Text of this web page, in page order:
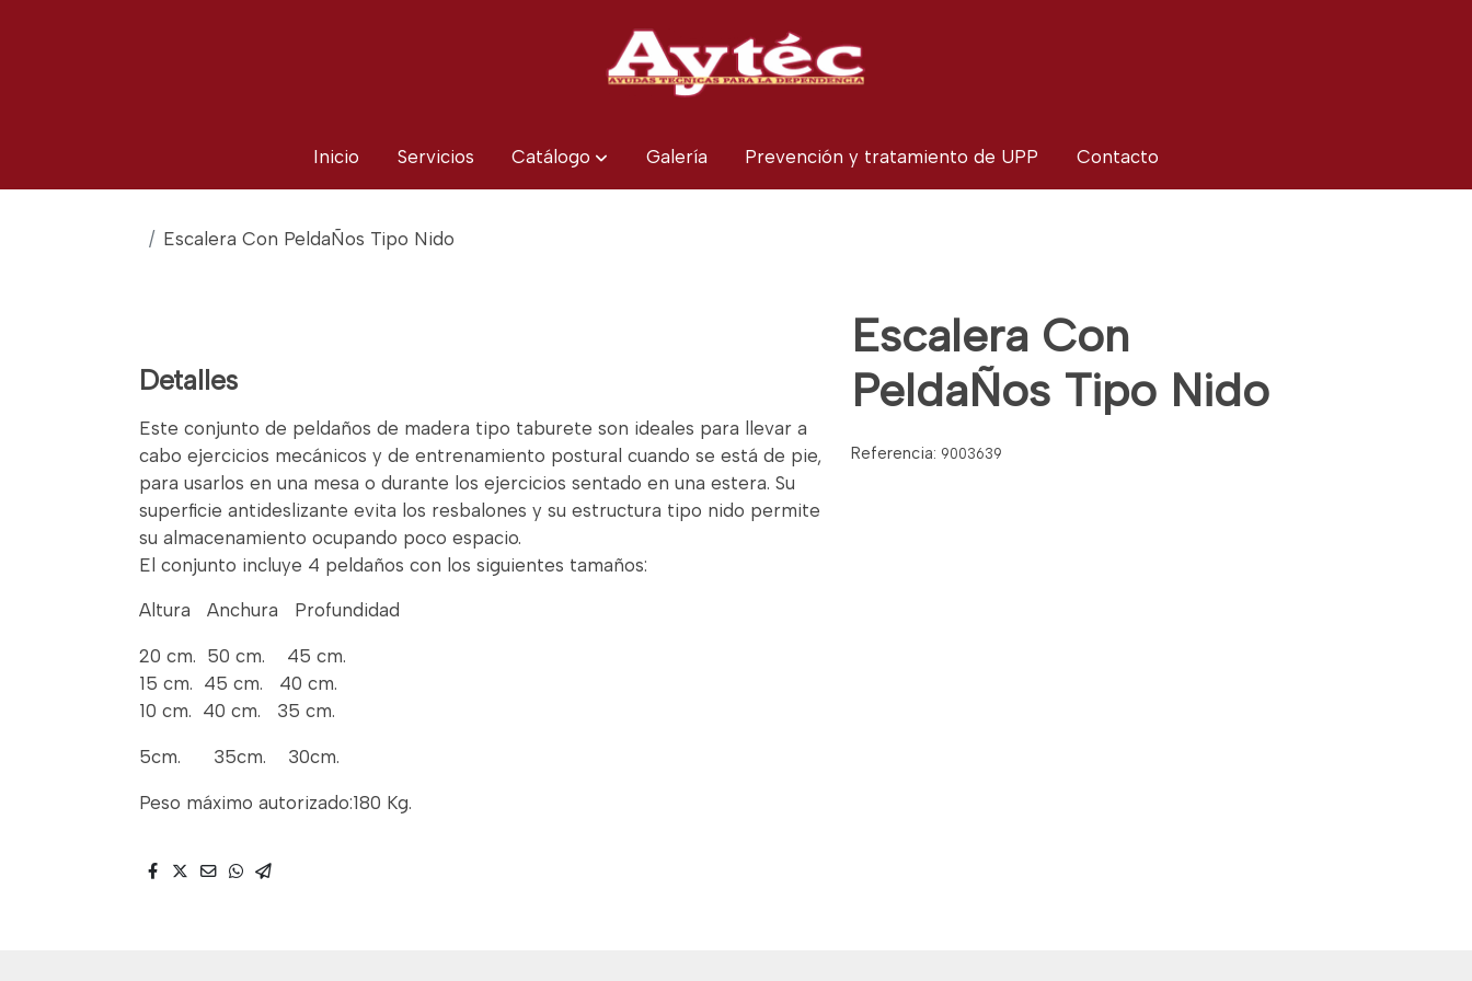
Inicio Servicios Catálogo Galería Prevención y tratamiento de UPP Contacto
Escalera Con PeldaÑos Tipo Nido
Detalles
Este conjunto de peldaños de madera tipo taburete son ideales para llevar a
cabo ejercicios mecánicos y de entrenamiento postural cuando se está de pie,
para usarlos en una mesa o durante los ejercicios sentado en una estera. Su
superficie antideslizante evita los resbalones y su estructura tipo nido permite
su almacenamiento ocupando poco espacio.
El conjunto incluye 4 peldaños con los siguientes tamaños:
Altura Anchura Profundidad
20 cm. 50 cm. 45 cm.
15 cm. 45 cm. 40 cm.
10 cm. 40 cm. 35 cm.
5cm. 35cm. 30cm.
Peso máximo autorizado:180 Kg.
Escalera Con
PeldaÑos Tipo Nido
Referencia: 9003639